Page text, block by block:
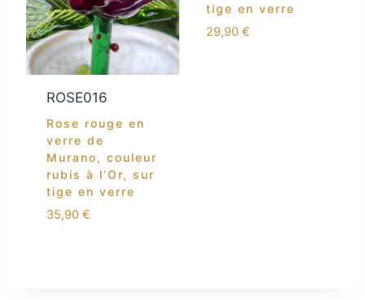
ROSE016
Rose rouge en
verre de
Murano, couleur
rubis à l’Or, sur
tige en verre
35,90 €
tige en verre
29,90 €